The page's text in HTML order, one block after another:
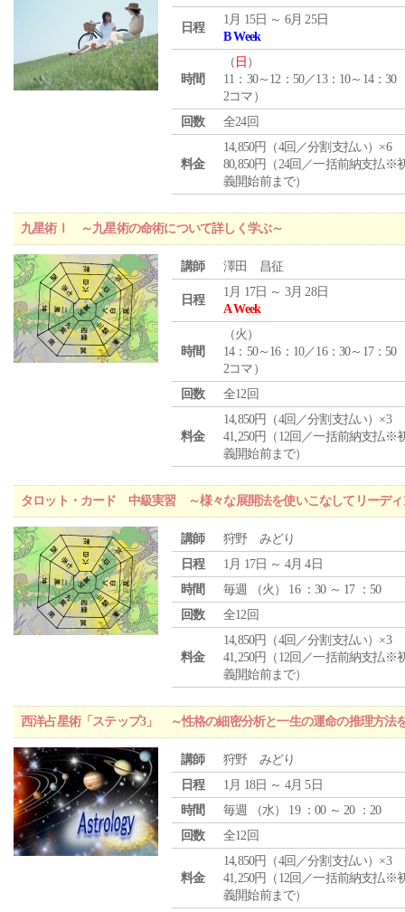
日程
1月 15日 ～ 6月 25日
B Week
時間
（ 日 ）
11：30～12：50／13：10～14：30
2コマ）
回数
全24回
料金
14,850円（4回／分割支払い）×6
80,850円（24回／一括前納支払※
義開始前まで）
九星術Ⅰ ～九星術の命術について詳しく学ぶ～
講師 澤田 昌征
日程
1月 17日 ～ 3月 28日
A Week
時間
（火 ）
14：50～16：10／16：30～17：50
2コマ）
回数
全12回
料金
14,850円（4回／分割支払い）×3
41,250円（12回／一括前納支払※
義開始前まで）
タロット・カード 中級実習 ～様々な展開法を使いこなしてリーディ
講師
狩野 みどり
日程
1月 17日 ～ 4月 4日
時間
毎週 （火 ） 16 ：30 ～ 17 ：50
回数
全12回
料金
14,850円（4回／分割支払い）×3
41,250円（12回／一括前納支払※
義開始前まで）
西洋占星術「ステップ3」 ～性格の細密分析と一生の運命の推理方法
講師
狩野 みどり
日程
1月 18日 ～ 4月 5日
時間
毎週 （水） 19 ：00 ～ 20 ：20
回数
全12回
料金
14,850円（4回／分割支払い）×3
41,250円（12回／一括前納支払※
義開始前まで）